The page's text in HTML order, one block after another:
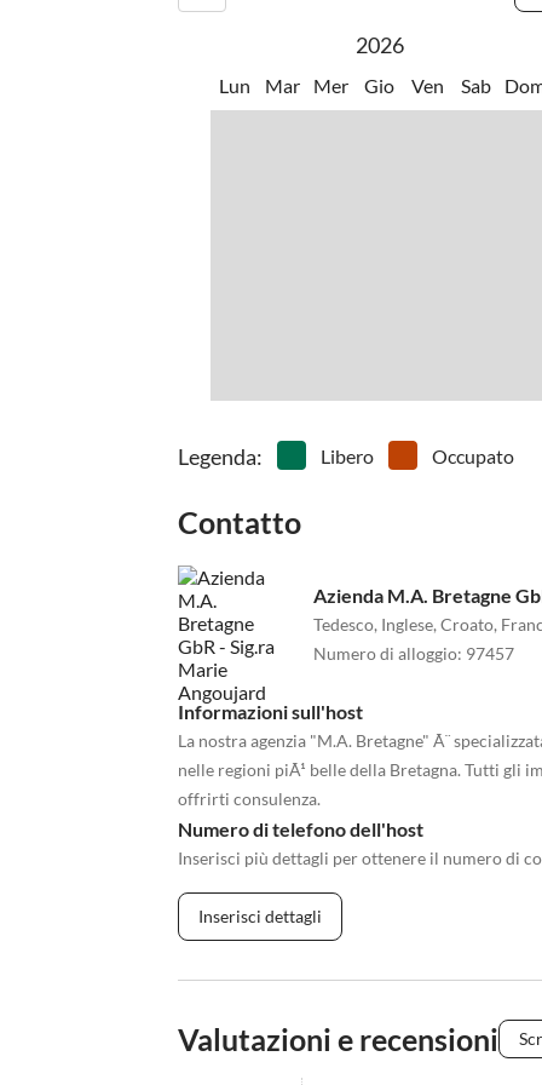
2026
Lun Mar Mer Gio Ven Sab
Legenda: Libero Occupato
Contatto
Azienda M.A. Bretagne
Tedesco, Inglese, Croato,
Numero di alloggio: 97457
Informazioni sull'host
La nostra agenzia "M.A. Bretagne" Ã¨
nelle regioni piÃ¹ belle della Bretagna. Tutti gli
offrirti consulenza.
Numero di telefono dell'host
Inserisci più dettagli per ottenere il numero di
Inserisci dettagli
Valutazioni e recensioni